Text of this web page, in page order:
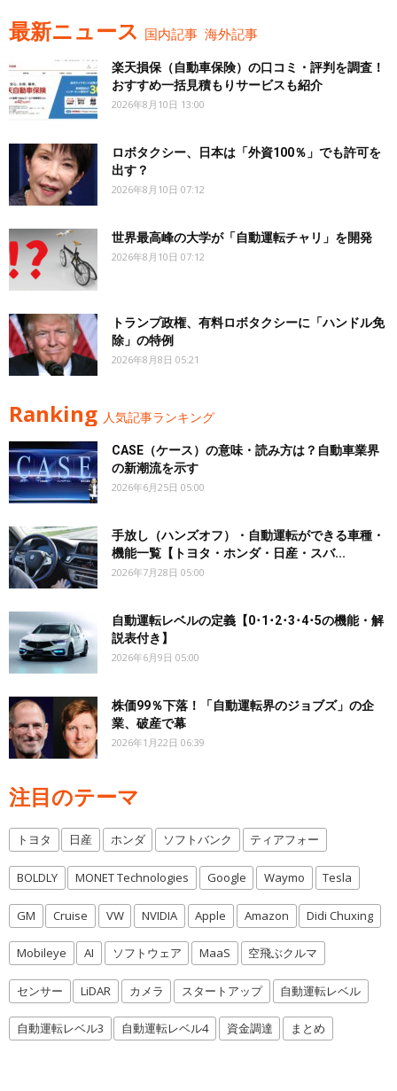
最新ニュース 国内記事 海外記事
楽天損保（自動車保険）の口コミ・評判を調査！
おすすめ一括見積もりサービスも紹介
2026年8月10日 13:00
ロボタクシー、日本は「外資100％」でも許可を
出す？
2026年8月10日 07:12
世界最高峰の大学が「自動運転チャリ」を開発
2026年8月10日 07:12
トランプ政権、有料ロボタクシーに「ハンドル免
除」の特例
2026年8月8日 05:21
Ranking 人気記事ランキング
CASE（ケース）の意味・読み方は？自動車業界
の新潮流を示す
2026年6月25日 05:00
手放し（ハンズオフ）・自動運転ができる車種・
機能一覧【トヨタ・ホンダ・日産・スバ...
2026年7月28日 05:00
自動運転レベルの定義【0･1･2･3･4･5の機能・解
説表付き】
2026年6月9日 05:00
株価99％下落！「自動運転界のジョブズ」の企
業、破産で幕
2026年1月22日 06:39
注目のテーマ
トヨタ 日産 ホンダ ソフトバンク ティアフォー
BOLDLY MONET Technologies Google Waymo Tesla
GM Cruise VW NVIDIA Apple Amazon Didi Chuxing
Mobileye AI ソフトウェア MaaS 空飛ぶクルマ
センサー LiDAR カメラ スタートアップ 自動運転レベル
自動運転レベル3 自動運転レベル4 資金調達 まとめ